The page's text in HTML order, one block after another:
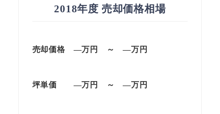
2018年度 売却価格相場
売却価格 —万円 ～—万円
坪単価 —万円 ～—万円